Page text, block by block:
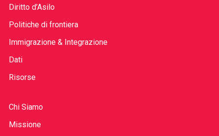
Diritto d’Asilo
Politiche di frontiera
Immigrazione & Integrazione
Dati
Risorse
Chi Siamo
Missione